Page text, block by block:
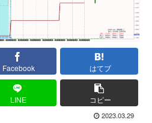
Facebook はてブ
LINE コピー
2023.03.29